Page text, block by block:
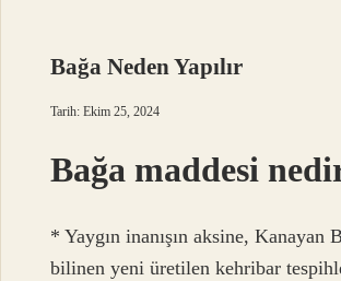
Bağa Neden Yapılır
Tarih: Ekim 25, 2024
Bağa maddesi
* Yaygın inanışın aksine, Kanayan
bilinen yeni üretilen kehribar